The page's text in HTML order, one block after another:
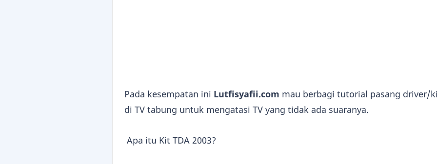
Pada kesempatan ini Lutfisyafii.com mau berbagi tutorial pasang driver/
di TV tabung untuk mengatasi TV yang tidak ada suaranya.
Apa itu Kit TDA 2003?